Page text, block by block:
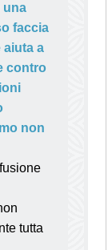
una
faccia
aiuta a
contro
non
tutta